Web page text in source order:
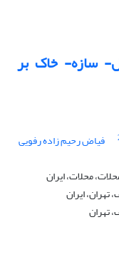
سازه- خاک بر
فیاض رحیم زاده رفویی
محلات، ایران
ایران
تهران